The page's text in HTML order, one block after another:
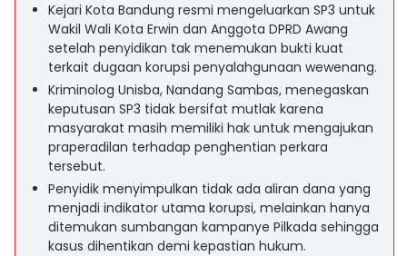
Kejari Kota Bandung resmi mengeluarkan SP3 untuk
Wakil Wali Kota Erwin dan Anggota DPRD Awang
setelah penyidikan tak menemukan bukti kuat
terkait dugaan korupsi penyalahgunaan wewenang.
Kriminolog Unisba, Nandang Sambas, menegaskan
keputusan SP3 tidak bersifat mutlak karena
masyarakat masih memiliki hak untuk mengajukan
praperadilan terhadap penghentian perkara
tersebut.
Penyidik menyimpulkan tidak ada aliran dana yang
menjadi indikator utama korupsi, melainkan hanya
ditemukan sumbangan kampanye Pilkada sehingga
kasus dihentikan demi kepastian hukum.